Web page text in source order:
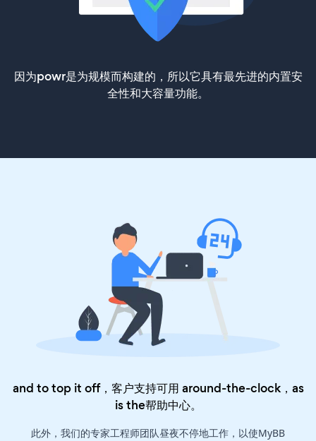
因为powr是为规模而构建的，所以它具有最先进的内置安
全性和大容量功能。
and to top it off，客户支持可用 around-the-clock，as
is the帮助中心。
此外，我们的专家工程师团队昼夜不停地工作，以使MyBB